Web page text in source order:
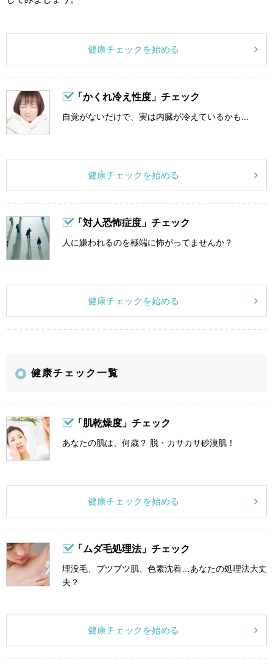
健康チェックを始める
「かくれ冷え性度」チェック
自覚がないだけで、実は内臓が冷えているかも...
健康チェックを始める
「対人恐怖症度」チェック
人に嫌われるのを極端に怖がってませんか？
健康チェックを始める
健康チェック一覧
「肌乾燥度」チェック
あなたの肌は、何歳？ 脱・カサカサ砂漠肌！
健康チェックを始める
「ムダ毛処理法」チェック
埋没毛、ブツブツ肌、色素沈着…あなたの処理法大丈
夫？
健康チェックを始める